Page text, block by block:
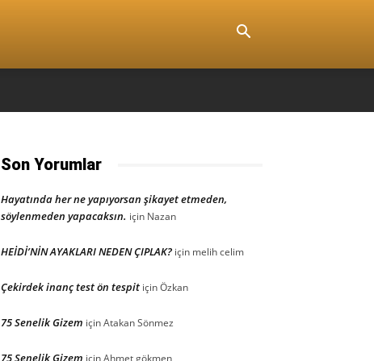
Son Yorumlar
Hayatında her ne yapıyorsan şikayet etmeden,
söylenmeden yapacaksın. için Nazan
HEİDİ’NİN AYAKLARI NEDEN ÇIPLAK? için melih celim
Çekirdek inanç test ön tespit içinÖzkan
75 Senelik Gizem içinAtakan Sönmez
75 Senelik Gizem içinAhmet gökmen